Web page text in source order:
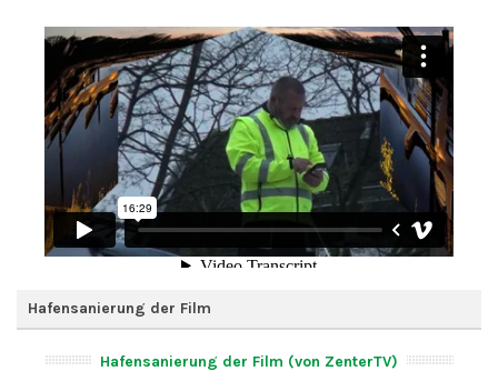
Hafensanierung der Film
Hafensanierung der Film (von ZenterTV)